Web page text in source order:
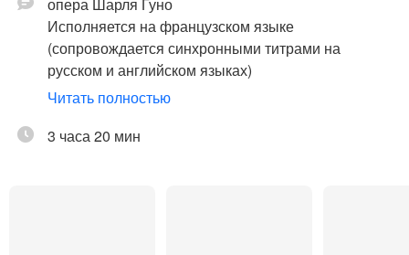
Исполняется на французском языке
(сопровождается синхронными титрами на
русском и английском языках)
лирик, Париж
Читать полностью
3 часа 20 мин